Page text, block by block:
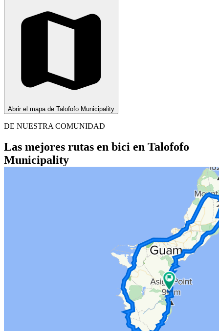
Abrir el mapa de Talofofo Municipality
DE NUESTRA COMUNIDAD
Las mejores rutas en bici en Talofofo
Municipality